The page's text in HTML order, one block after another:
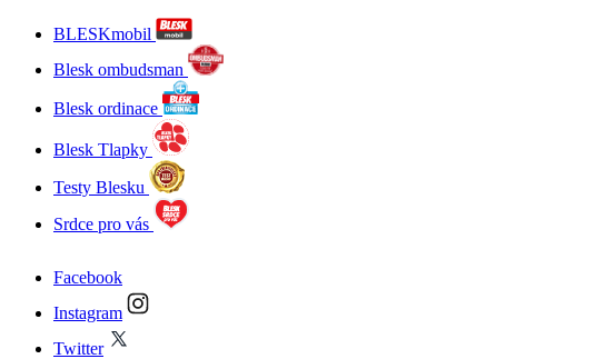
BLESKmobil
Blesk ombudsman
Blesk ordinace
Blesk Tlapky
Testy Blesku
Srdce pro vás
Facebook
Instagram
Twitter